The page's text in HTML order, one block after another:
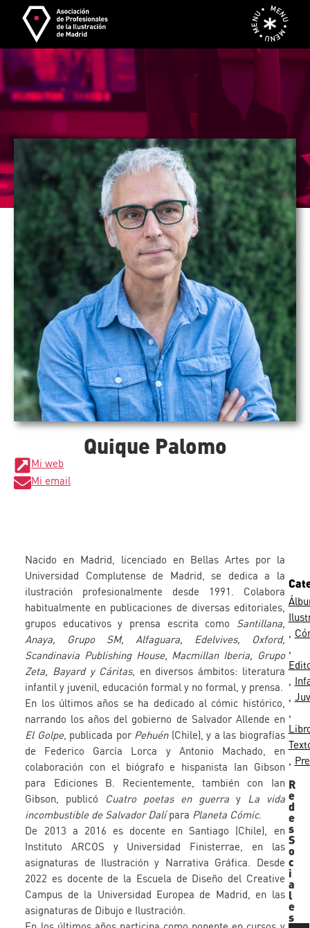
MENU • MENU • MENU •
Profesionales_
Quique Palomo
Mi web
Mi email
Nacido en Madrid, licenciado en Bellas Artes por la
Universidad Complutense de Madrid, se dedica a la
ilustración profesionalmente desde 1991. Colabora
habitualmente en publicaciones de diversas editoriales,
grupos educativos y prensa escrita como Santillana,
Anaya, Grupo SM, Alfaguara, Edelvives, Oxford,
Scandinavia Publishing House, Macmillan Iberia, Grupo
Zeta, Bayard y Cáritas, en diversos ámbitos: literatura
infantil y juvenil, educación formal y no formal, y prensa.
En los últimos años se ha dedicado al cómic histórico,
narrando los años del gobierno de Salvador Allende en
El Golpe, publicada por Pehuén(Chile), y a las biografías
de Federico García Lorca y Antonio Machado, en
colaboración con el biógrafo e hispanista Ian Gibson
para Ediciones B. Recientemente, también con Ian
Gibson, publicó
Cuatro poetas en guerray La vida
incombustible de Salvador Dalípara Planeta Cómic.
De 2013 a 2016 es docente en Santiago (Chile), en
Instituto ARCOS y Universidad Finisterrae, en las
asignaturas de Ilustración y Narrativa Gráfica. Desde
2022 es docente de la Escuela de Diseño del Creative
Campus de la Universidad Europea de Madrid, en las
asignaturas de Dibujo e Ilustración.
R
e
d
e
s
S
o
c
i
a
l
e
s